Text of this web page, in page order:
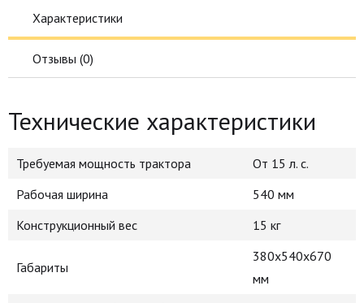
Характеристики
Отзывы (0)
Технические характеристики
Требуемая мощность трактора
От 15 л. с.
Рабочая ширина
540 мм
Конструкционный вес
15 кг
Габариты
380х540x670
мм